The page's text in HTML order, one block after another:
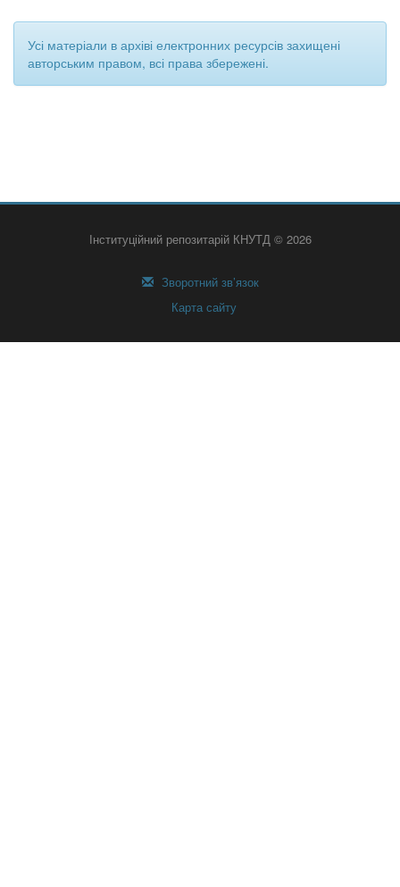
Усі матеріали в архіві електронних ресурсів захищені
авторським правом, всі права збережені.
Інституційний репозитарій КНУТД © 2026
Зворотний зв’язок
Карта сайту